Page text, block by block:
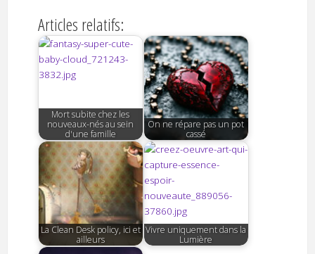
Articles relatifs:
Mort subite chez les
nouveaux-nés au sein
d'une famille
On ne répare pas un pot
cassé
La Clean Desk policy, ici et
ailleurs
Vivre uniquement dans la
Lumière